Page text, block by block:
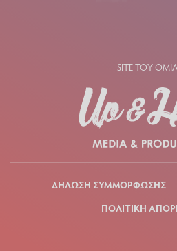
SITE ΤΟΥ
ΔΗΛΩΣΗ ΣΥΜΜΟΡΦΩΣΗΣ
ΠΟΛΙΤΙΚΗ